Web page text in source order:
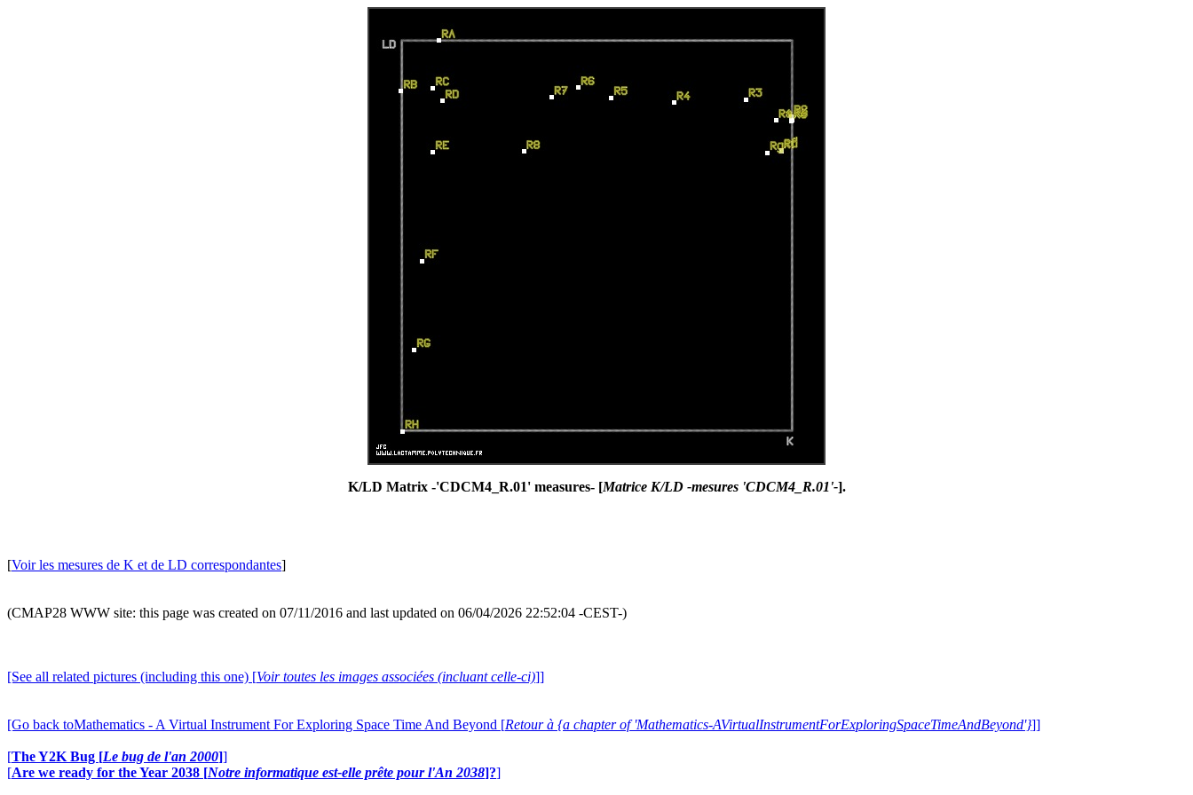
K/LD Matrix -'CDCM4_R.01' measures- [Matrice K/LD -mesures 'CDCM4_R.01'-].
[Voir les mesures de K et de LD correspondantes]
(CMAP28 WWW site: this page was created on 07/11/2016 and last updated on 06/04/2026 22:52:04 -CEST-)
[See all related pictures (including this one) [Voir toutes les images associées (incluant celle-ci)]]
[Go back toMathematics - A Virtual Instrument For Exploring Space Time And Beyond [Retour à {a chapter of 'Mathematics-AVirtualInstrumentForExploringSpaceTimeAndBeyond'}]]
[The Y2K Bug [Le bug de l'an 2000]]
[Are we ready for the Year 2038 [Notre informatique est-elle prête pour l'An 2038]?]